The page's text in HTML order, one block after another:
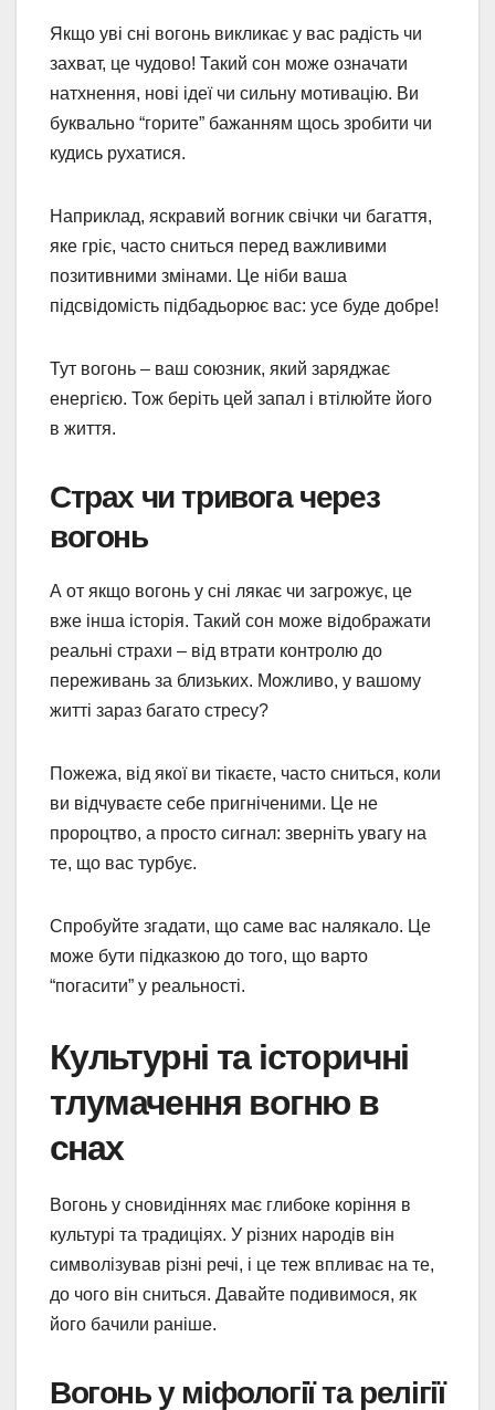
Якщо уві сні вогонь викликає у вас радість чи
захват, це чудово! Такий сон може означати
натхнення, нові ідеї чи сильну мотивацію. Ви
буквально “горите” бажанням щось зробити чи
кудись рухатися.
Наприклад, яскравий вогник свічки чи багаття,
яке гріє, часто сниться перед важливими
позитивними змінами. Це ніби ваша
підсвідомість підбадьорює вас: усе буде добре!
Тут вогонь – ваш союзник, який заряджає
енергією. Тож беріть цей запал і втілюйте його
в життя.
Страх чи тривога через
вогонь
А от якщо вогонь у сні лякає чи загрожує, це
вже інша історія. Такий сон може відображати
реальні страхи – від втрати контролю до
переживань за близьких. Можливо, у вашому
житті зараз багато стресу?
Пожежа, від якої ви тікаєте, часто сниться, коли
ви відчуваєте себе пригніченими. Це не
пророцтво, а просто сигнал: зверніть увагу на
те, що вас турбує.
Спробуйте згадати, що саме вас налякало. Це
може бути підказкою до того, що варто
“погасити” у реальності.
Культурні та історичні
тлумачення вогню в
снах
Вогонь у сновидіннях має глибоке коріння в
культурі та традиціях. У різних народів він
символізував різні речі, і це теж впливає на те,
до чого він сниться. Давайте подивимося, як
його бачили раніше.
Вогонь у міфології та релігії